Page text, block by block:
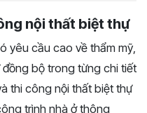
nội thất biệt thự
yêu cầu cao về thẩm mỹ,
bộ trong từng chi tiết
thi công nội thất biệt thự
trình nhà ở thông